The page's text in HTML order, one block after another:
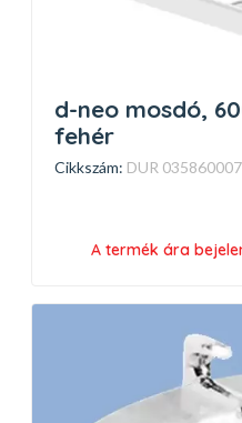
d-neo mosdó,
fehér
Cikkszám: DUR
A termék ára